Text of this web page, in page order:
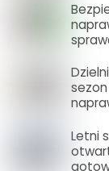
Letni